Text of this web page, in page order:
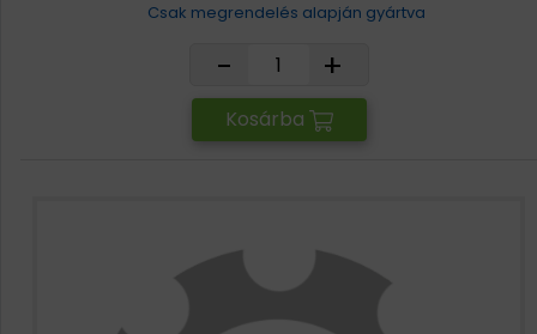
Csak megrendelés alapján gyártva
- +
Kosárba